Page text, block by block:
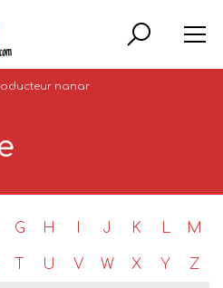
nanar
G H I J K L M
T U V W X Y Z